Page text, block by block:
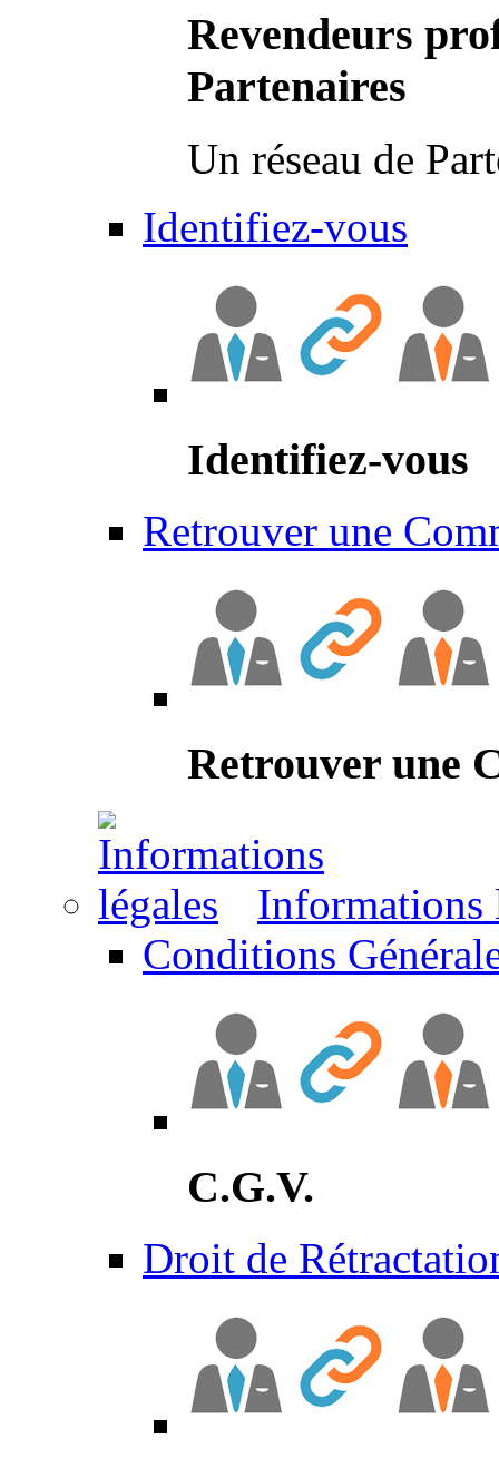
Revendeurs
Partenaires
Un réseau de
Identifiez-vous
Identifiez-vous
Retrouver une
Retrouver une
Informations
Conditions
C.G.V.
Droit de